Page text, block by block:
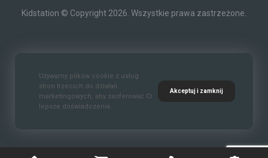
Kidstation © Copyright 2026. Wszystkie prawa zastrzeżone.
Używamy plików cookie z usług
stron trzecich do działań
marketingowych, aby zaoferować Ci
lepsze doświadczenia.
Akceptuj i zamknij